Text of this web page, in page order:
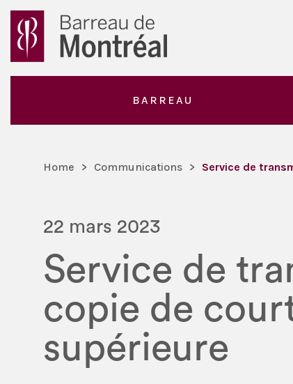
BARREAU
Home > Communications > Service de
22 mars 2023
Service de
copie de
supérieure